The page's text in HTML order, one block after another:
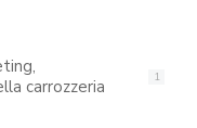
carrozzeria
1